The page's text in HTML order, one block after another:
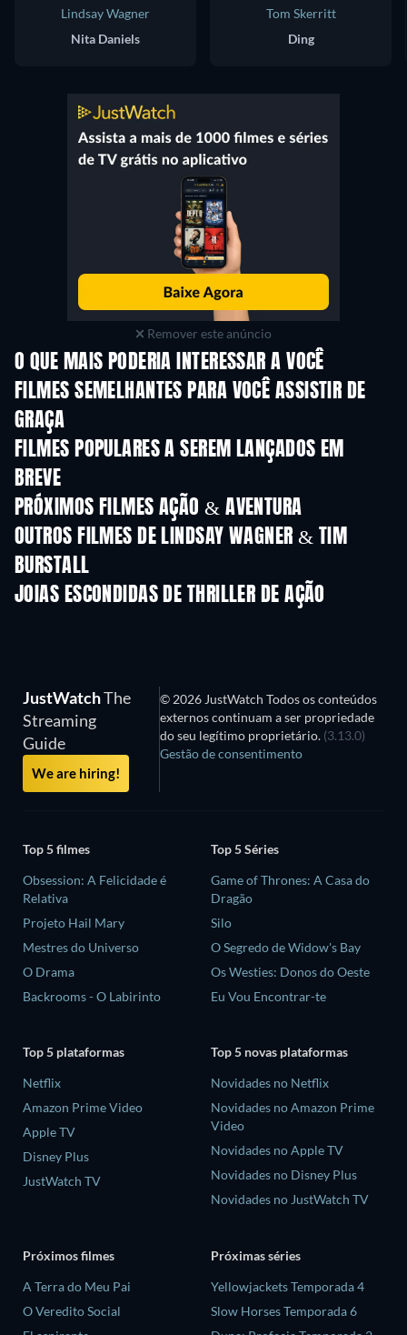
Lindsay Wagner
Nita Daniels
Tom Skerritt
Ding
Remover este anúncio
O QUE MAIS PODERIA INTERESSAR A VOCÊ
FILMES SEMELHANTES PARA VOCÊ ASSISTIR DE
GRAÇA
FILMES POPULARES A SEREM LANÇADOS EM
BREVE
PRÓXIMOS FILMES AÇÃO & AVENTURA
OUTROS FILMES DE LINDSAY WAGNER & TIM
BURSTALL
JOIAS ESCONDIDAS DE THRILLER DE AÇÃO
JustWatchThe
Streaming
Guide
We are hiring!
© 2026 JustWatch Todos os conteúdos
externos continuam a ser propriedade
do seu legítimo proprietário. (3.13.0)
Gestão de consentimento
Top 5 filmes
Obsession: A Felicidade é
Relativa
Projeto Hail Mary
Mestres do Universo
O Drama
Backrooms - O Labirinto
Top 5 Séries
Game of Thrones: A Casa do
Dragão
Silo
O Segredo de Widow's Bay
Os Westies: Donos do Oeste
Eu Vou Encontrar-te
Top 5 plataformas
Netflix
Amazon Prime Video
Apple TV
Disney Plus
JustWatch TV
Top 5 novas plataformas
Novidades no Netflix
Novidades no Amazon Prime
Video
Novidades no Apple TV
Novidades no Disney Plus
Novidades no JustWatch TV
Próximos filmes
A Terra do Meu Pai
O Veredito Social
Próximas séries
Yellowjackets Temporada 4
Slow Horses Temporada 6